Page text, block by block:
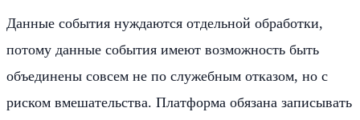
Данные события нуждаются отдельной обработки,
потому данные события имеют возможность быть
объединены совсем не по служебным отказом, но с
риском вмешательства. Платформа обязана записывать